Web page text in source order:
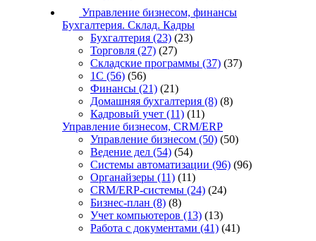
Управление бизнесом, финансы
Бухгалтерия. Склад. Кадры
Бухгалтерия (23) (23)
Торговля (27) (27)
Складские программы (37) (37)
1С (56) (56)
Финансы (21) (21)
Домашняя бухгалтерия (8) (8)
Кадровый учет (11) (11)
Управление бизнесом, CRM/ERP
Управление бизнесом (50) (50)
Ведение дел (54) (54)
Системы автоматизации (96) (96)
Органайзеры (11) (11)
CRM/ERP-системы (24) (24)
Бизнес-план (8) (8)
Учет компьютеров (13) (13)
Работа с документами (41) (41)